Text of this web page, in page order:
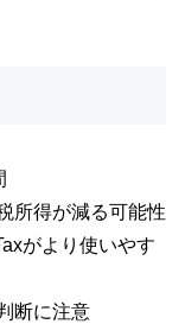
所得が減る可能性
がより使いやす
断に注意